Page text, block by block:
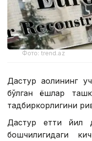
Фото: trend.az
Дастур аҳолининг
бўлган ёшлар
тадбиркорлигини
Дастур етти йил
бошчилигидаги